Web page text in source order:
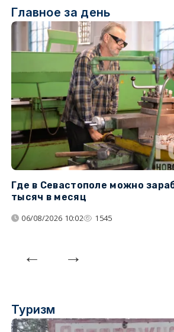
Главное за день
Где в Севастополе можно
тысяч в месяц
06/08/2026 10:02 1545
Туризм